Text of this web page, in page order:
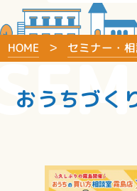
HOME セミナー・
おうちづく